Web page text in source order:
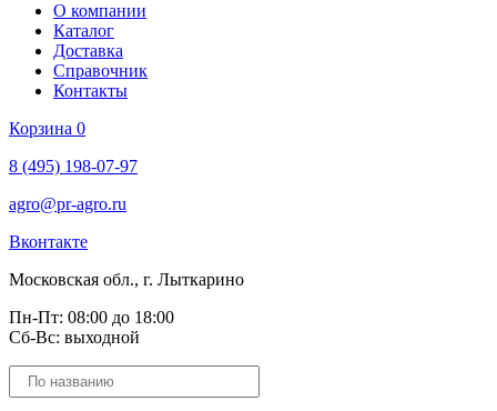
О компании
Каталог
Доставка
Справочник
Контакты
Корзина 0
8 (495) 198-07-97
agro@pr-agro.ru
Вконтакте
Московская обл., г. Лыткарино
Пн-Пт: 08:00 до 18:00
Сб-Вс: выходной
Поиск
товаров